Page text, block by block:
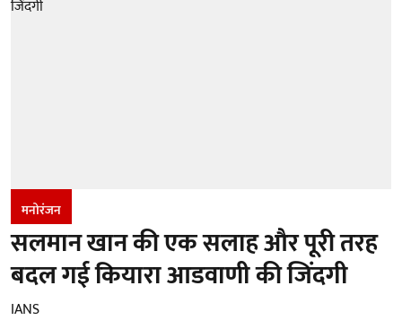
मनोरंजन
सलमान खान की एक सलाह और पूरी तरह
बदल गई कियारा आडवाणी की जिंदगी
IANS